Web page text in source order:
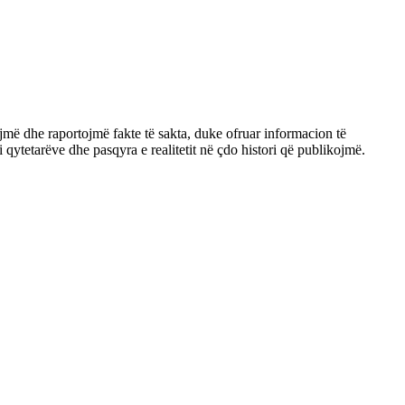
dhe raportojmë fakte të sakta, duke ofruar informacion të
dhe pasqyra e realitetit në çdo histori që publikojmë.